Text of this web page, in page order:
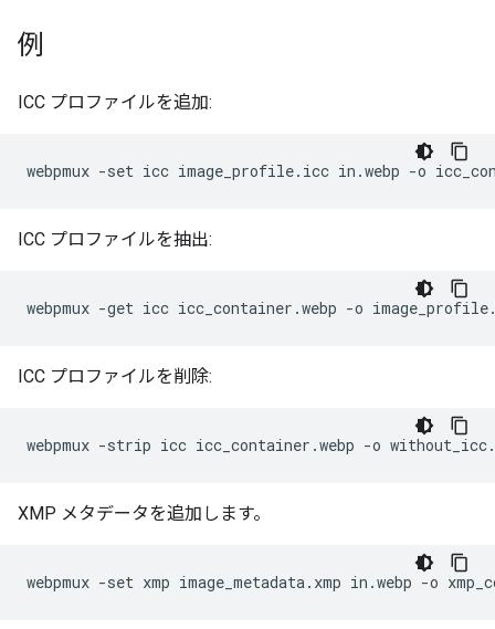
例
ICC プロファイルを追加:
ICC プロファイルを抽出:
ICC プロファイルを削除:
XMP メタデータを追加します。